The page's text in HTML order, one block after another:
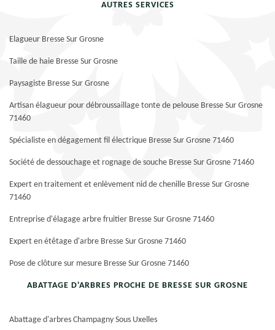
AUTRES SERVICES
Elagueur Bresse Sur Grosne
Taille de haie Bresse Sur Grosne
Paysagiste Bresse Sur Grosne
Artisan élagueur pour débroussaillage tonte de pelouse Bresse Sur Grosne
71460
Spécialiste en dégagement fil électrique Bresse Sur Grosne 71460
Société de dessouchage et rognage de souche Bresse Sur Grosne 71460
Expert en traitement et enlèvement nid de chenille Bresse Sur Grosne
71460
Entreprise d'élagage arbre fruitier Bresse Sur Grosne 71460
Expert en étêtage d'arbre Bresse Sur Grosne 71460
Pose de clôture sur mesure Bresse Sur Grosne 71460
ABATTAGE D'ARBRES PROCHE DE BRESSE SUR GROSNE
Abattage d'arbres Champagny Sous Uxelles